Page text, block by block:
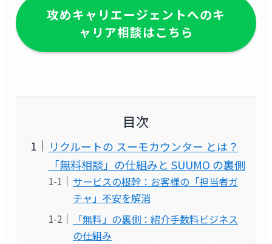
攻めキャリエージェントへのキ
ャリア相談はこちら
目次
リクルートの スーモカウンター とは？
「無料相談」の仕組みと SUUMO の裏側
サービスの根幹：お客様の「担当者ガ
チャ」不安を解消
「無料」の裏側：紹介手数料ビジネス
の仕組み